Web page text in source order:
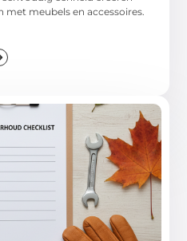
meubels en accessoires.